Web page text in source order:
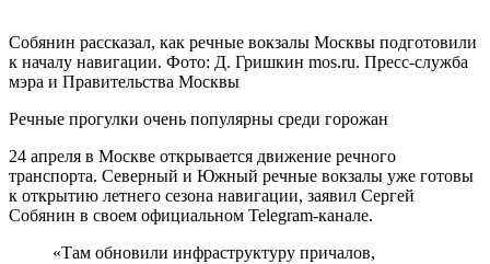
Собянин рассказал, как речные вокзалы Москвы подготовили
к началу навигации. Фото: Д. Гришкин mos.ru. Пресс-служба
мэра и Правительства Москвы
Речные прогулки очень популярны среди горожан
24 апреля в Москве открывается движение речного
транспорта. Северный и Южный речные вокзалы уже готовы
к открытию летнего сезона навигации, заявил Сергей
Собянин в своем официальном Telegram-канале.
«Там обновили инфраструктуру причалов,